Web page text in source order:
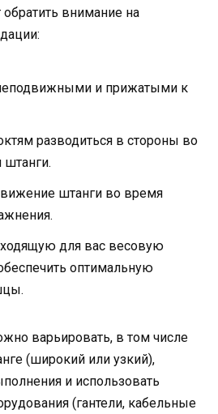
внимание на
и прижатыми к
разводиться в стороны во
штанги.
штанги во время
для вас весовую
оптимальную
варьировать, в том числе
(широкий или узкий),
и использовать
(гантели, кабельные